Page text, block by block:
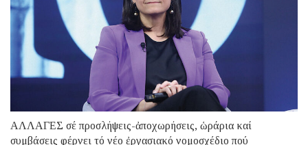
ΑΛΛΑΓΕΣ σέ προσλήψεις-ἀποχωρήσεις, ὡράρια καί
συμβάσεις φέρνει τό νέο ἐργασιακό νομοσχέδιο πού